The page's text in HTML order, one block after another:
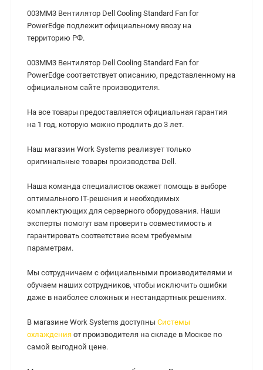
003MM3 Вентилятор Dell Cooling Standard Fan for
PowerEdge подлежит официальному ввозу на
территорию РФ.
003MM3 Вентилятор Dell Cooling Standard Fan for
PowerEdge соответствует описанию, представленному на
официальном сайте производителя.
На все товары предоставляется официальная гарантия
на 1 год, которую можно продлить до 3 лет.
Наш магазин Work Systems реализует только
оригинальные товары производства Dell.
Наша команда специалистов окажет помощь в выборе
оптимального IT-решения и необходимых
комплектующих для серверного оборудования. Наши
эксперты помогут вам проверить совместимость и
гарантировать соответствие всем требуемым
параметрам.
Мы сотрудничаем с официальными производителями и
обучаем наших сотрудников, чтобы исключить ошибки
даже в наиболее сложных и нестандартных решениях.
В магазине Work Systems доступны Системы
охлаждения от производителя на складе в Москве по
самой выгодной цене.